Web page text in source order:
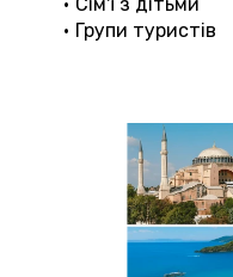
Групи туристів